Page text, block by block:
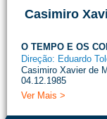
Casimiro
O TEMPO E OS
Direção: Eduardo
Casimiro Xavier de
04.12.1985
Ver Mais >